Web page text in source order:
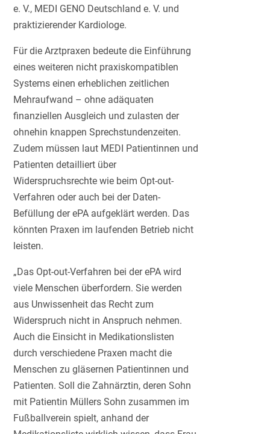
e. V., MEDI GENO Deutschland e. V. und
praktizierender Kardiologe.
Für die Arztpraxen bedeute die Einführung
eines weiteren nicht praxiskompatiblen
Systems einen erheblichen zeitlichen
Mehraufwand – ohne adäquaten
finanziellen Ausgleich und zulasten der
ohnehin knappen Sprechstundenzeiten.
Zudem müssen laut MEDI Patientinnen und
Patienten detailliert über
Widerspruchsrechte wie beim Opt-out-
Verfahren oder auch bei der Daten-
Befüllung der ePA aufgeklärt werden. Das
könnten Praxen im laufenden Betrieb nicht
leisten.
„Das Opt-out-Verfahren bei der ePA wird
viele Menschen überfordern. Sie werden
aus Unwissenheit das Recht zum
Widerspruch nicht in Anspruch nehmen.
Auch die Einsicht in Medikationslisten
durch verschiedene Praxen macht die
Menschen zu gläsernen Patientinnen und
Patienten. Soll die Zahnärztin, deren Sohn
mit Patientin Müllers Sohn zusammen im
Fußballverein spielt, anhand der